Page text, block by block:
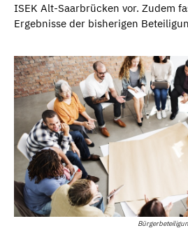
ISEK Alt-Saarbrücken vor. Zudem
Ergebnisse der bisherigen